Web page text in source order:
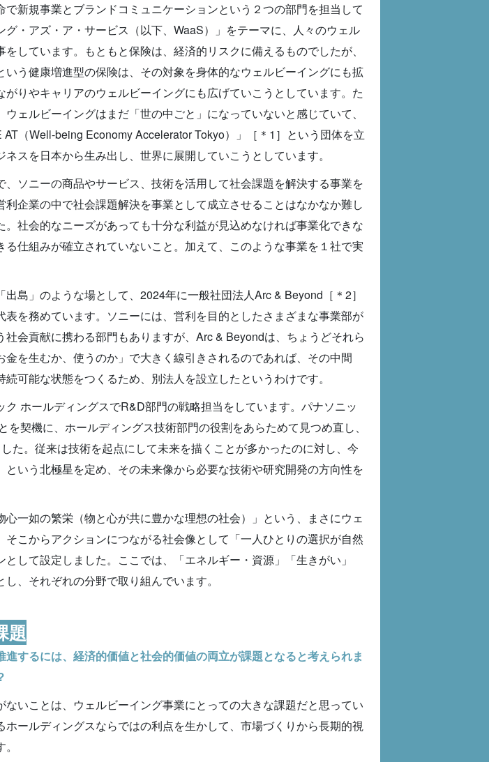
で新規事業とブランドコミュニケーションという２つの部門を担当して
・アズ・ア・サービス（以下、WaaS）」をテーマに、人々のウェル
しています。もともと保険は、経済的リスクに備えるものでしたが、
う健康増進型の保険は、その対象を身体的なウェルビーイングにも拡
りやキャリアのウェルビーイングにも広げていこうとしています。た
ェルビーイングはまだ「世の中ごと」になっていないと感じていて、
（Well-being Economy Accelerator Tokyo）」［＊1］という団体を立
スを日本から生み出し、世界に展開していこうとしています。
、ソニーの商品やサービス、技術を活用して社会課題を解決する事業を
企業の中で社会課題解決を事業として成立させることはなかなか難し
社会的なニーズがあっても十分な利益が見込めなければ事業化できな
仕組みが確立されていないこと。加えて、このような事業を１社で実
島」のような場として、2024年に一般社団法人Arc & Beyond［＊2］
を務めています。ソニーには、営利を目的としたさまざまな事業部が
会貢献に携わる部門もありますが、Arc & Beyondは、ちょうどそれら
を生むか、使うのか」で大きく線引きされるのであれば、その中間
可能な状態をつくるため、別法人を設立したというわけです。
ク ホールディングスでR&D部門の戦略担当をしています。パナソニッ
契機に、ホールディングス技術部門の役割をあらためて見つめ直し、
た。従来は技術を起点にして未来を描くことが多かったのに対し、今
いう北極星を定め、その未来像から必要な技術や研究開発の方向性を
一如の繁栄（物と心が共に豊かな理想の社会）」という、まさにウェ
こからアクションにつながる社会像として「一人ひとりの選択が自然
して設定しました。ここでは、「エネルギー・資源」「生きがい」
、それぞれの分野で取り組んでいます。
題
するには、経済的価値と社会的価値の両立が課題となると考えられま
いことは、ウェルビーイング事業にとっての大きな課題だと思ってい
ールディングスならではの利点を生かして、市場づくりから長期的視